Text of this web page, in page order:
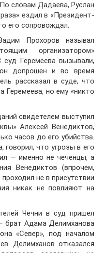
словам Дадаева, Руслан
ездил в «Президент-
его сопровождал.
Прохоров называл
организатором»
Геремеева вызывали,
допрошен и во время
рассказал в суде, что
Геремеева, но ему «никто
свидетелем выступил
Алексей Венедиктов,
часов до его убийства.
что угрозы в его
— именно не чеченцы, а
Венедиктов (впрочем,
не в присутствии
никак не повлияют на
Чечни в суд пришел
брат Адама Делимханова
«Север», под началом
Делимханов отказался